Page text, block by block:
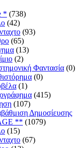
* (738)
(42)
(93)
(65)
(13)
(2)
Φαντασία (0)
(0)
(1)
(415)
(107)
Δημοσίευσης
** (1079)
(15)
(67)